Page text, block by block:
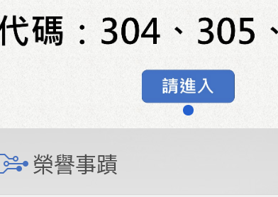
榮譽事蹟